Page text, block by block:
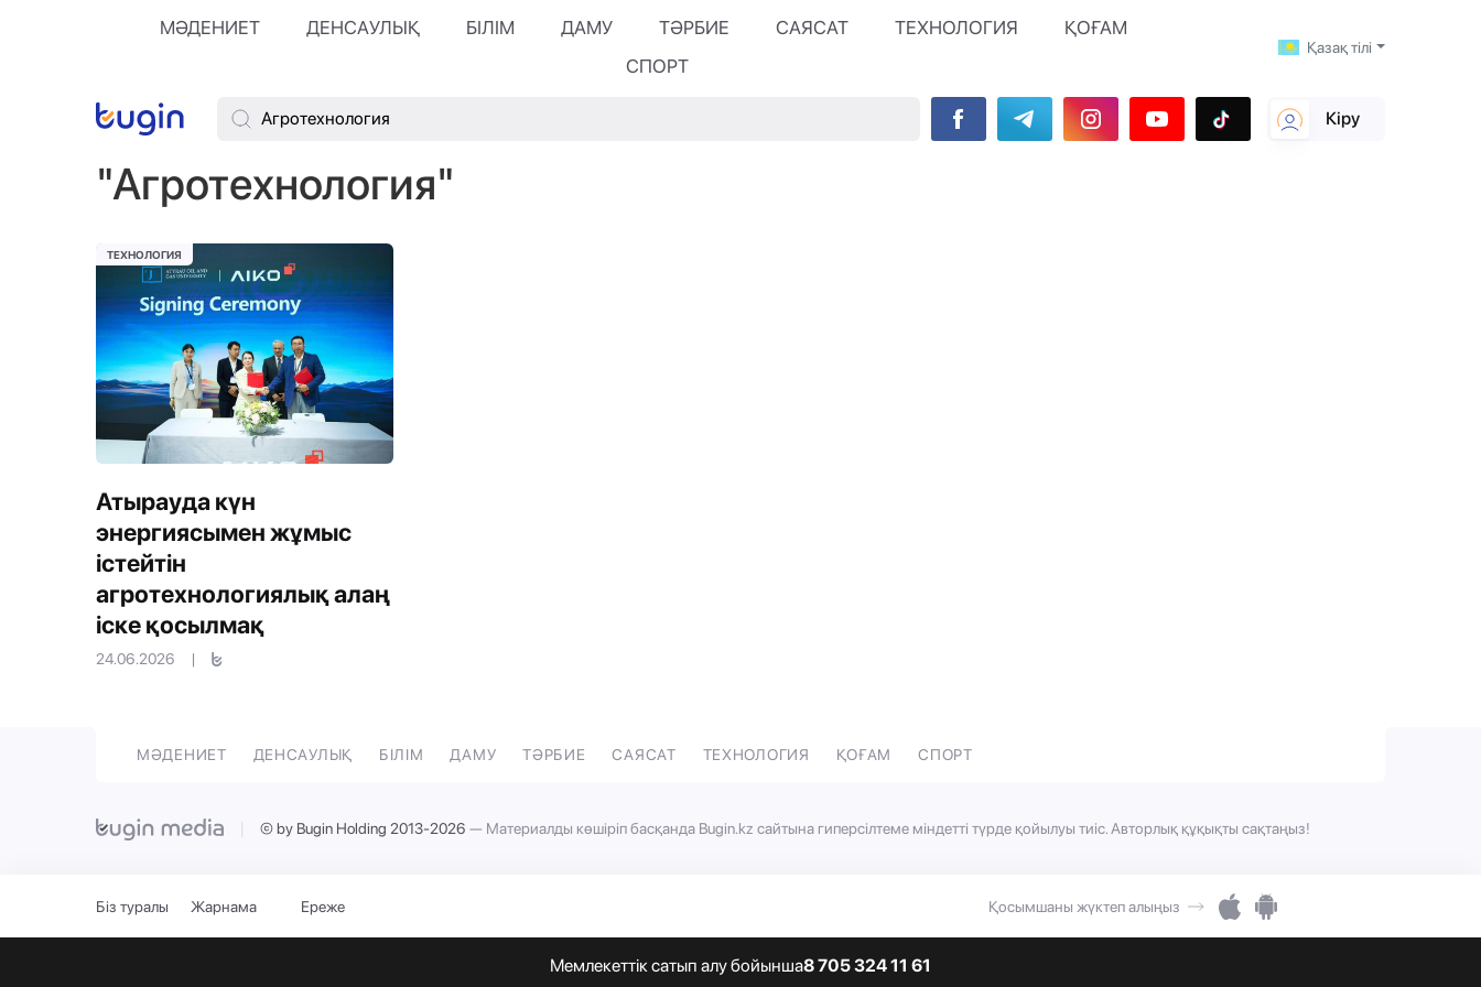
МӘДЕНИЕТ ДЕНСАУЛЫҚ БІЛІМ ДАМУ ТӘРБИЕ САЯСАТ ТЕХНОЛОГИЯ
ҚОҒАМ
СПОРТ
Қазақ тілі
Кіру
"Агротехнология"
Атырауда күн
энергиясымен жұмыс
істейтін
агротехнологиялық алаң
іске қосылмақ
24.06.2026 |
ТЕХНОЛОГИЯ
МӘДЕНИЕТ ДЕНСАУЛЫҚ БІЛІМ ДАМУ ТӘРБИЕ САЯСАТ ТЕХНОЛОГИЯ ҚОҒАМ СПОРТ
| © by Bugin Holding 2013-2026 — Материалды көшіріп басқанда Bugin.kz сайтына гиперсілтеме міндетті түрде қойылуы тиіс. Авторлық құқықты сақтаңыз!
Біз туралы Жарнама Ереже Қосымшаны жүктеп алыңыз
Мемлекеттік сатып алу бойынша8 705 324 11 61